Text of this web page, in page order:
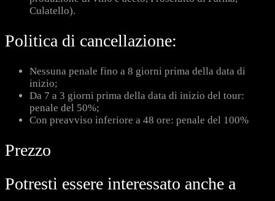
Culatello).
Politica di cancellazione:
Nessuna penale fino a 8 giorni prima della data di
inizio;
Da 7 a 3 giorni prima della data di inizio del tour:
penale del 50%;
Con preavviso inferiore a 48 ore: penale del 100%
Prezzo
Potresti essere interessato anche a